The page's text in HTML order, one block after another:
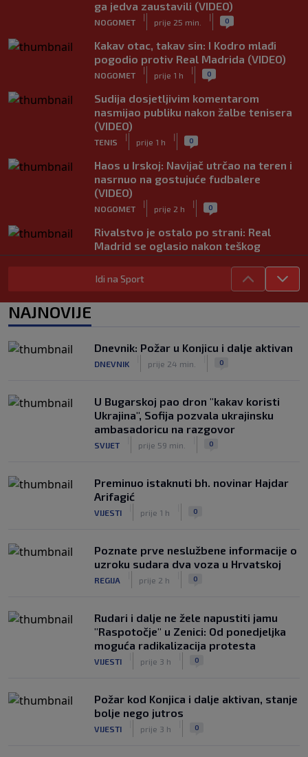
ga jedva zaustavili (VIDEO)
NOGOMET
|
prije 25 min.
| 0
Kakav otac, takav sin: I Kodro mlađi
pogodio protiv Real Madrida (VIDEO)
NOGOMET
|
prije 1 h
| 0
Sudija dosjetljivim komentarom
nasmijao publiku nakon žalbe tenisera
(VIDEO)
TENIS
|
prije 1 h
| 0
Haos u Irskoj: Navijač utrčao na teren i
nasrnuo na gostujuće fudbalere
(VIDEO)
NOGOMET
|
prije 2 h
| 0
Rivalstvo je ostalo po strani: Real
Madrid se oglasio nakon teškog
gubitka Lionela Messija
NOGOMET
prije 2 h
Infantino nekada poručivao: "Novac
NOGOMET
|
prije 3 h
|
Idi na Sport
NAJNOVIJE
Dnevnik: Požar u Konjicu i dalje aktivan
DNEVNIK prije 24 min. 0
U Bugarskoj pao dron "kakav koristi
Ukrajina", Sofija pozvala ukrajinsku
ambasadoricu na razgovor
SVIJET prije 59 min. 0
Preminuo istaknuti bh. novinar Hajdar
Arifagić
VIJESTI prije 1 h 0
Poznate prve neslužbene informacije o
uzroku sudara dva voza u Hrvatskoj
REGIJA prije 2 h 0
Rudari i dalje ne žele napustiti jamu
"Raspotočje" u Zenici: Od ponedjeljka
moguća radikalizacija protesta
VIJESTI prije 3 h 0
Požar kod Konjica i dalje aktivan, stanje
bolje nego jutros
VIJESTI prije 3 h 0